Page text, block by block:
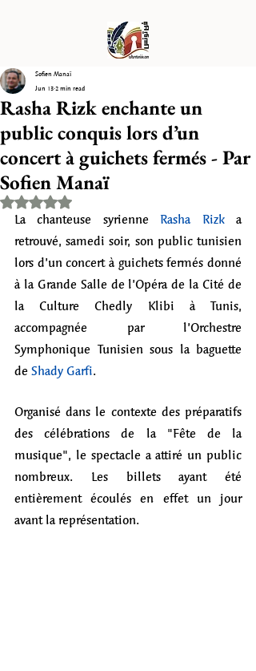
Rasha Rizk enchante un
public conquis lors d’un
concert à guichets fermés - Par
Sofien Manaï
Sofien Manaï
Jun 132 min read
Rated NaN out of 5 stars.
La chanteuse syrienne Rasha Rizk a
retrouvé, samedi soir, son public tunisien
lors d’un concert à guichets fermés donné
à la Grande Salle de l’Opéra de la Cité de
la Culture Chedly Klibi à Tunis,
accompagnée par l’Orchestre
Symphonique Tunisien sous la baguette
de Shady Garfi.
Organisé dans le contexte des préparatifs
des célébrations de la "Fête de la
musique", le spectacle a attiré un public
nombreux. Les billets ayant été
entièrement écoulés en effet un jour
avant la représentation.